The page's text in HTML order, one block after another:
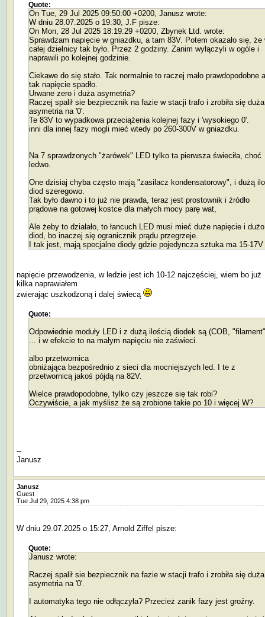
Quote:
On Tue, 29 Jul 2025 09:50:00 +0200, Janusz wrote:
W dniu 28.07.2025 o 19:30, J.F pisze:
On Mon, 28 Jul 2025 18:19:29 +0200, Zbynek Ltd. wrote:
Sprawdzam napięcie w gniazdku, a tam 83V. Potem okazało się, że
całej dzielnicy tak było. Przez 2 godziny. Zanim wyłączyli w ogóle i
naprawili po kolejnej godzinie.
Ciekawe do się stało. Tak normalnie to raczej mało prawdopodobne
tak napięcie spadło.
Urwane zero i duża asymetria?
Raczej spalił sie bezpiecznik na fazie w stacji trafo i zrobiła się duża
asymetria na '0'.
Te 83V to wypadkowa przeciążenia kolejnej fazy i 'wysokiego 0'.
inni dla innej fazy mogli mieć wtedy po 260-300V w gniazdku.
Na 7 sprawdzonych "żarówek" LED tylko ta pierwsza świeciła, choć
ledwo.
One dzisiaj chyba często mają "zasilacz kondensatorowy", i dużą
diod szeregowo.
Tak było dawno i to już nie prawda, teraz jest prostownik i źródło
prądowe na gotowej kostce dla małych mocy parę wat,
Ale żeby to działało, to łancuch LED musi mieć duże napięcie i dużo
diod, bo inaczej się ogranicznik prądu przegrzeje.
I tak jest, mają specjalne diody gdzie pojedyncza sztuka ma 15-17V
napięcie przewodzenia, w ledzie jest ich 10-12 najczęściej, wiem bo już
kilka naprawiałem
zwierając uszkodzoną i dalej świecą
Quote:
Odpowiednie moduły LED i z dużą ilością diodek są (COB,
... i w efekcie to na małym napięciu nie zaświeci.
albo przetwornica
obniżająca bezpośrednio z sieci dla mocniejszych led. I te z
przetwornicą jakoś pójdą na 82V.
Wielce prawdopodobne, tylko czy jeszcze się tak robi?
Oczywiście, a jak myślisz że są zrobione takie po 10 i więcej W?
--
Janusz
Janusz
Guest
Tue Jul 29, 2025 4:38 pm
W dniu 29.07.2025 o 15:27, Arnold Ziffel pisze:
Quote:
Janusz wrote:
Raczej spalił sie bezpiecznik na fazie w stacji trafo i zrobiła się duża
asymetria na '0'.
I automatyka tego nie odłączyła? Przecież zanik fazy jest groźny.